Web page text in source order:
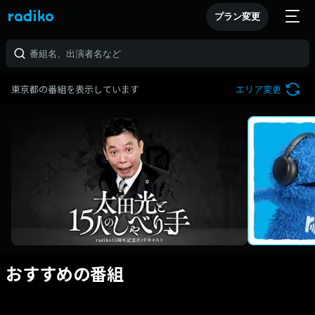
プラン変更
東京都の番組を表示しています エリア変更
おすすめの番組